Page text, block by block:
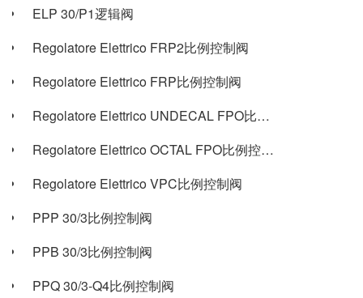
ELP 30/P1逻辑阀
Regolatore Elettrico FRP2比例控制阀
Regolatore Elettrico FRP比例控制阀
Regolatore Elettrico UNDECAL FPO比例控制阀
Regolatore Elettrico OCTAL FPO比例控制阀
Regolatore Elettrico VPC比例控制阀
PPP 30/3比例控制阀
PPB 30/3比例控制阀
PPQ 30/3-Q4比例控制阀